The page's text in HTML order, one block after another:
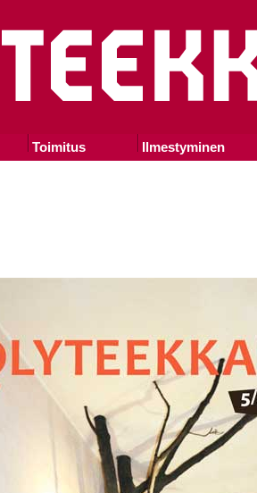
Toimitus Ilmestyminen